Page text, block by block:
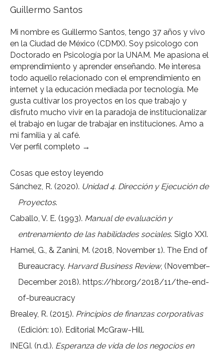
Guillermo Santos
Mi nombre es Guillermo Santos, tengo 37 años y vivo
en la Ciudad de México (CDMX). Soy psicologo con
Doctorado en Psicología por la UNAM. Me apasiona el
emprendimiento y aprender enseñando. Me interesa
todo aquello relacionado con el emprendimiento en
internet y la educación mediada por tecnología. Me
gusta cultivar los proyectos en los que trabajo y
disfruto mucho vivir en la paradoja de institucionalizar
el trabajo en lugar de trabajar en instituciones. Amo a
mi familia y al café.
Ver perfil completo →
Cosas que estoy leyendo
Sánchez, R. (2020). Unidad 4. Dirección y Ejecución de
Proyectos.
Caballo, V. E. (1993). Manual de evaluación y
entrenamiento de las habilidades sociales. Siglo XXI.
Hamel, G., & Zanini, M. (2018, November 1). The End of
Bureaucracy. Harvard Business Review, (November–
December 2018). https://hbr.org/2018/11/the-end-
of-bureaucracy
Brealey, R. (2015). Principios de finanzas corporativas
(Edición: 10). Editorial McGraw-Hill.
INEGI. (n.d.). Esperanza de vida de los negocios en